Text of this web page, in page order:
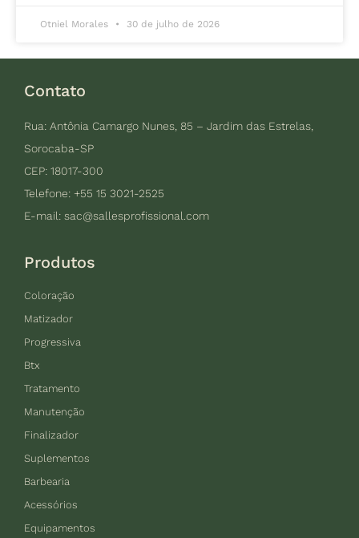
Otniel Morales 30 de julho de 2026
Contato
Rua: Antônia Camargo Nunes, 85 – Jardim das Estrelas,
Sorocaba-SP
CEP: 18017-300
Telefone: +55 15 3021-2525
E-mail: sac@sallesprofissional.com
Produtos
Coloração
Matizador
Progressiva
Btx
Tratamento
Manutenção
Finalizador
Suplementos
Barbearia
Acessórios
Equipamentos